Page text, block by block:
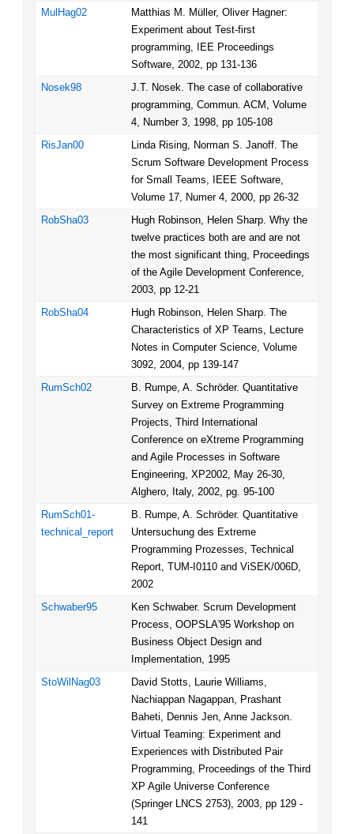
MulHag02
Matthias M. Müller, Oliver Hagner:
Experiment about Test-first
programming, IEE Proceedings
Software, 2002, pp 131-136
Nosek98
J.T. Nosek. The case of collaborative
programming, Commun. ACM, Volume
4, Number 3, 1998, pp 105-108
RisJan00
Linda Rising, Norman S. Janoff. The
Scrum Software Development Process
for Small Teams, IEEE Software,
Volume 17, Numer 4, 2000, pp 26-32
RobSha03
Hugh Robinson, Helen Sharp. Why the
twelve practices both are and are not
the most significant thing, Proceedings
of the Agile Development Conference,
2003, pp 12-21
RobSha04
Hugh Robinson, Helen Sharp. The
Characteristics of XP Teams, Lecture
Notes in Computer Science, Volume
3092, 2004, pp 139-147
RumSch02
B. Rumpe, A. Schröder. Quantitative
Survey on Extreme Programming
Projects, Third International
Conference on eXtreme Programming
and Agile Processes in Software
Engineering, XP2002, May 26-30,
Alghero, Italy, 2002, pg. 95-100
RumSch01-
technical_report
B. Rumpe, A. Schröder. Quantitative
Untersuchung des Extreme
Programming Prozesses, Technical
Report, TUM-I0110 and ViSEK/006D,
2002
Schwaber95
Ken Schwaber. Scrum Development
Process, OOPSLA'95 Workshop on
Business Object Design and
Implementation, 1995
StoWilNag03
David Stotts, Laurie Williams,
Nachiappan Nagappan, Prashant
Baheti, Dennis Jen, Anne Jackson.
Virtual Teaming: Experiment and
Experiences with Distributed Pair
Programming, Proceedings of the Third
XP Agile Universe Conference
(Springer LNCS 2753), 2003, pp 129 -
141